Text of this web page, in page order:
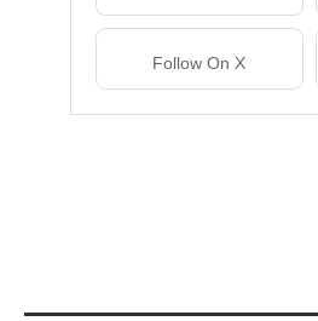
Follow On X